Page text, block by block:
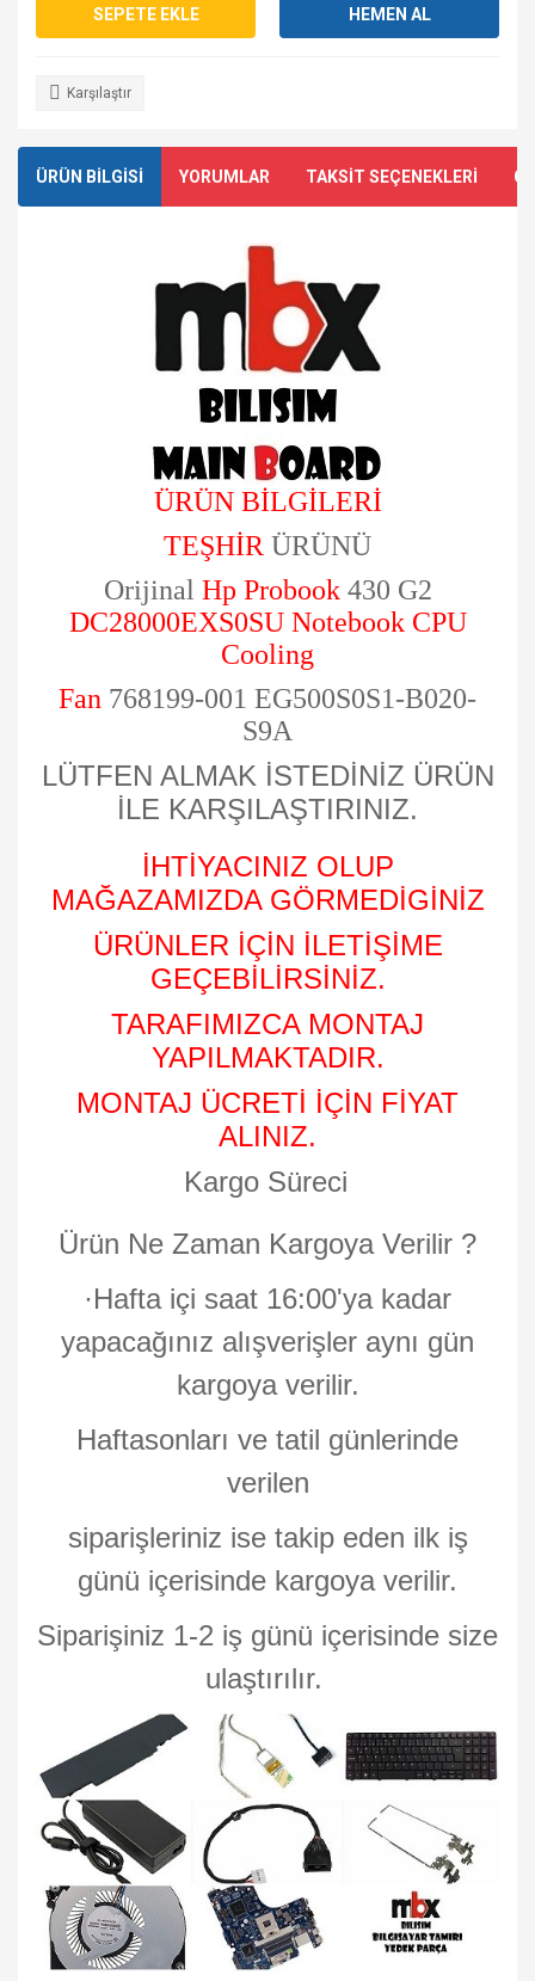
SEPETE EKLE HEMEN AL
Karşılaştır
ÜRÜN BİLGİSİ YORUMLAR TAKSİT SEÇENEKLERİ
ÜRÜN BİLGİLERİ
TEŞHİR ÜRÜNÜ
Orijinal Hp Probook 430 G2
DC28000EXS0SU Notebook CPU
Cooling
Fan 768199-001 EG500S0S1-B020-
S9A
LÜTFEN ALMAK İSTEDİNİZ ÜRÜN
İLE KARŞILAŞTIRINIZ.
İHTİYACINIZ OLUP
MAĞAZAMIZDA GÖRMEDİGİNİZ
ÜRÜNLER İÇİN İLETİŞİME
GEÇEBİLİRSİNİZ.
TARAFIMIZCA MONTAJ
YAPILMAKTADIR.
MONTAJ ÜCRETİ İÇİN FİYAT
ALINIZ.
Kargo Süreci
Ürün Ne Zaman Kargoya Verilir ?
·Hafta içi saat 16:00'ya kadar
yapacağınız alışverişler aynı gün
kargoya verilir.
Haftasonları ve tatil günlerinde
verilen
siparişleriniz ise takip eden ilk iş
günü içerisinde kargoya verilir.
Siparişiniz 1-2 iş günü içerisinde size
ulaştırılır.